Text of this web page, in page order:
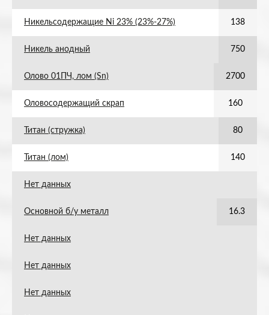
Никельсодержащие Ni 23% (23%-27%) 138
Никель анодный 750
Олово 01ПЧ, лом (Sn) 2700
Оловосодержащий скрап 160
Титан (стружка) 80
Титан (лом) 140
Нет данных
Основной б/у металл 16.3
Нет данных
Нет данных
Нет данных